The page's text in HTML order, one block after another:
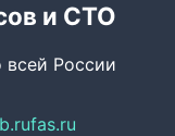
и СТО
всей России
fas.ru